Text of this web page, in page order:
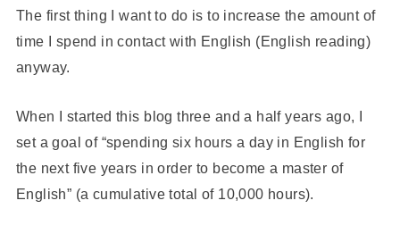
The first thing I want to do is to increase the amount of
time I spend in contact with English (English reading)
anyway.
When I started this blog three and a half years ago, I
set a goal of “spending six hours a day in English for
the next five years in order to become a master of
English” (a cumulative total of 10,000 hours).